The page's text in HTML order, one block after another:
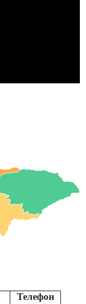
Телефон